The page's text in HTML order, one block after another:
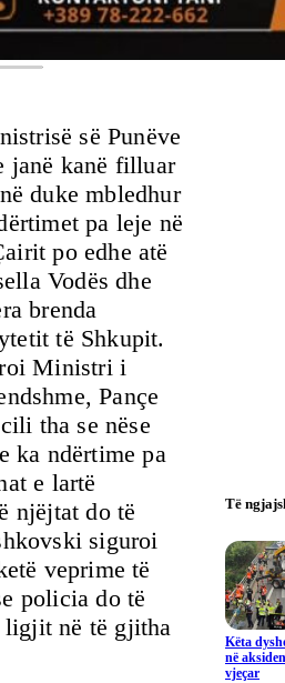
së Punëve
janë kanë filluar
duke mbledhur
pa leje në
po edhe atë
Vodës dhe
brenda
të Shkupit.
Ministri i
Pançe
tha se nëse
ka ndërtime pa
e lartë
njëjtat do të
siguroi
veprime të
policia do të
ligjit në të gjitha
Të
Këta
në
vjeçar